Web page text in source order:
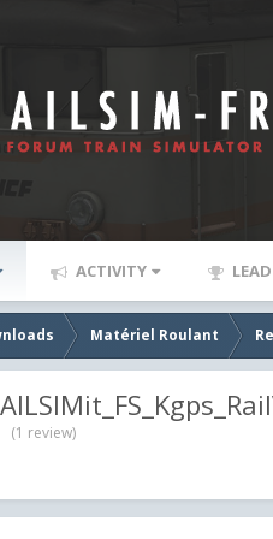
ACTIVITY
Matériel Roulant
(1 review)